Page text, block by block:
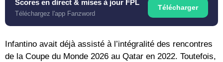
Scores en direct & mises à jour FPL
Téléchargez l'app Fanzword
Télécharger
Infantino avait déjà assisté à l’intégralité des rencontres
de la Coupe du Monde 2026 au Qatar en 2022. Toutefois,